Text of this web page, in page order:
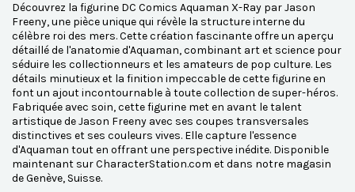
Découvrez la figurine DC Comics Aquaman X-Ray par Jason
Freeny, une pièce unique qui révèle la structure interne du
célèbre roi des mers. Cette création fascinante offre un aperçu
détaillé de l'anatomie d'Aquaman, combinant art et science pour
séduire les collectionneurs et les amateurs de pop culture. Les
détails minutieux et la finition impeccable de cette figurine en
font un ajout incontournable à toute collection de super-héros.
Fabriquée avec soin, cette figurine met en avant le talent
artistique de Jason Freeny avec ses coupes transversales
distinctives et ses couleurs vives. Elle capture l'essence
d'Aquaman tout en offrant une perspective inédite. Disponible
maintenant sur CharacterStation.com et dans notre magasin
de Genève, Suisse.